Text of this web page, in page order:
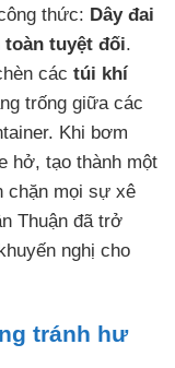
thức: Dây đai
toàn tuyệt đối.
các túi khí
trống giữa các
Khi bơm
hở, tạo thành một
chặn mọi sự xê
Thuận đã trở
nghị cho
tránh hư